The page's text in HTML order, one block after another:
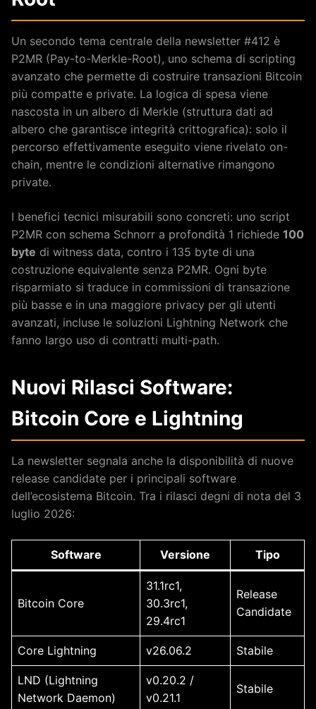
Un secondo tema centrale della newsletter #412 è
P2MR (Pay-to-Merkle-Root), uno schema di scripting
avanzato che permette di costruire transazioni Bitcoin
più compatte e private. La logica di spesa viene
nascosta in un albero di Merkle (struttura dati ad
albero che garantisce integrità crittografica): solo il
percorso effettivamente eseguito viene rivelato on-
chain, mentre le condizioni alternative rimangono
private.
I benefici tecnici misurabili sono concreti: uno script
P2MR con schema Schnorr a profondità 1 richiede 100
byte di witness data, contro i 135 byte di una
costruzione equivalente senza P2MR. Ogni byte
risparmiato si traduce in commissioni di transazione
più basse e in una maggiore privacy per gli utenti
avanzati, incluse le soluzioni Lightning Network che
fanno largo uso di contratti multi-path.
Nuovi Rilasci Software:
Bitcoin Core e Lightning
La newsletter segnala anche la disponibilità di nuove
release candidate per i principali software
dell’ecosistema Bitcoin. Tra i rilasci degni di nota del 3
luglio 2026:
Software Versione Tipo
Bitcoin Core
31.1rc1,
30.3rc1,
29.4rc1
Release
Candidate
Core Lightning v26.06.2 Stabile
LND (Lightning
Network Daemon)
v0.20.2 /
v0.21.1
Stabile